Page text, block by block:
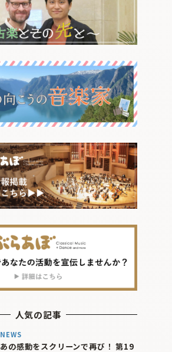
人気の記事
NEWS
あの感動をスクリーンで再び！ 第19